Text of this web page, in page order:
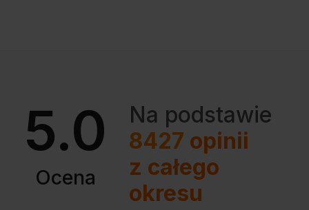
5.0
Ocena
Na podstawie
8427 opinii
z całego
okresu